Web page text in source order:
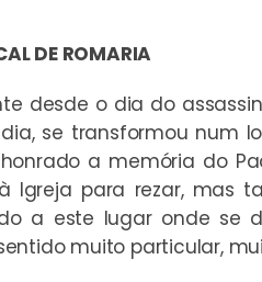
DE ROMARIA
desde o dia do
se transformou num
a memória do
Igreja para rezar, mas
a este lugar onde se
muito particular,